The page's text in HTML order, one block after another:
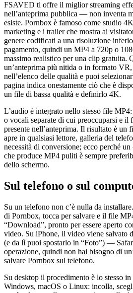
FSAVED ti offre il miglior streaming
nell’anteprima pubblica — non inventa
esiste. Pornbox è famoso come studio
marketing e i trailer che mostra ai
genere codificati a una risoluzione
pagamento, quindi un MP4 a 720p o
massimo realistico per una clip gratuita.
un’anteprima più nitida o in formato
nell’elenco delle qualità e puoi
pagina indica onestamente ciò che è
un file di bassa qualità e definirlo 4K.
L’audio è integrato nello stesso file
o vocali separate di cui preoccuparsi e il
presente nell’anteprima. Il risultato è un
apre in qualsiasi lettore, galleria del
necessità di conversione; ecco perché
che produce MP4 puliti è sempre
dello schermo.
Sul telefono o sul
Su un telefono non c’è nulla da
di Pornbox, tocca per salvare e il file
“Download”, pronto per essere aperto
video. Su iPhone, il video viene salvato
(e da lì puoi spostarlo in “Foto”) —
operazione, quindi non hai bisogno di
salvare Pornbox sul telefono.
Su desktop il procedimento è lo stesso
Windows, macOS o Linux: incolla,